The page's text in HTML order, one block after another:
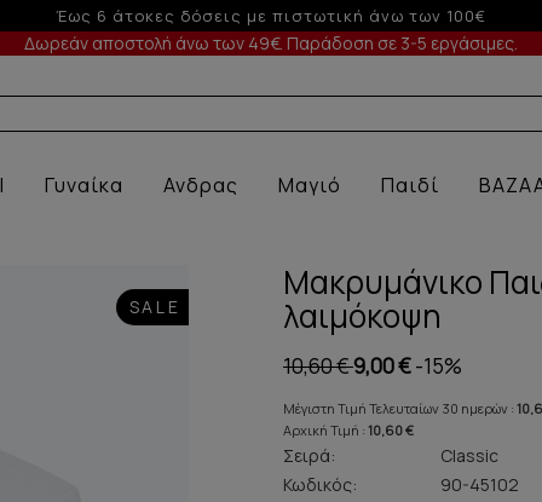
-5% σε παραγγελίες άνω των 200€ σε περίοδο εκπτώσεων
Δωρεάν αποστολή άνω των 49€. Παράδοση σε 3-5 εργάσιμες.
Γυναίκα Ανδρας Μαγιό Παιδί
SALE
Μακρυμάνικο
λαιμόκοψη
10,60 €9,00 €-15%
Μέγιστη Τιμή Τελευταίων 30 ημερών :
Αρχική Τιμή : 10,60 €
Σειρά:
Classic
Κωδικός:
90-45102